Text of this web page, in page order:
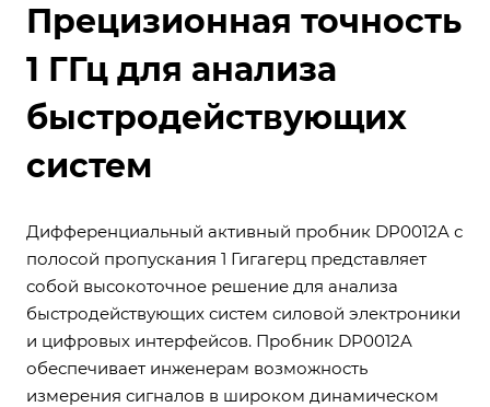
Прецизионная точность
1 ГГц для анализа
быстродействующих
систем
Дифференциальный активный пробник DP0012A с
полосой пропускания 1 Гигагерц представляет
собой высокоточное решение для анализа
быстродействующих систем силовой электроники
и цифровых интерфейсов. Пробник DP0012A
обеспечивает инженерам возможность
измерения сигналов в широком динамическом